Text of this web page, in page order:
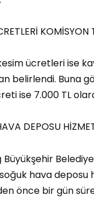
KOMİSYON
ücretleri ise
belirlendi. Buna
ise 7.000 TL
DEPOSU
Büyükşehir
hava deposu
önce bir gün